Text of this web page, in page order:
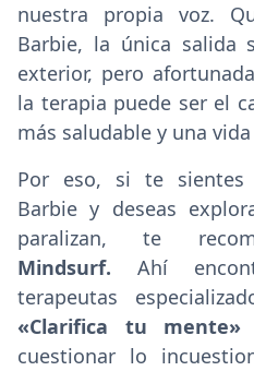
nuestra propia voz.
Barbie, la única salida
exterior, pero
la terapia puede ser el
más saludable y una
Por eso, si te sientes
Barbie y deseas
paralizan, te
Mindsurf. Ahí
terapeutas
«Clarifica tu mente»
cuestionar lo